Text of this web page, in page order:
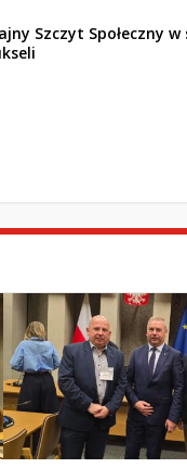
Szczyt Społeczny